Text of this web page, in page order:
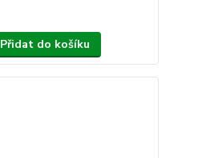
Přidat do košíku